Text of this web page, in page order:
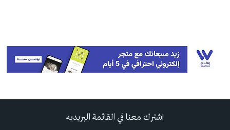
اشترك معنا في القائمة البريديه